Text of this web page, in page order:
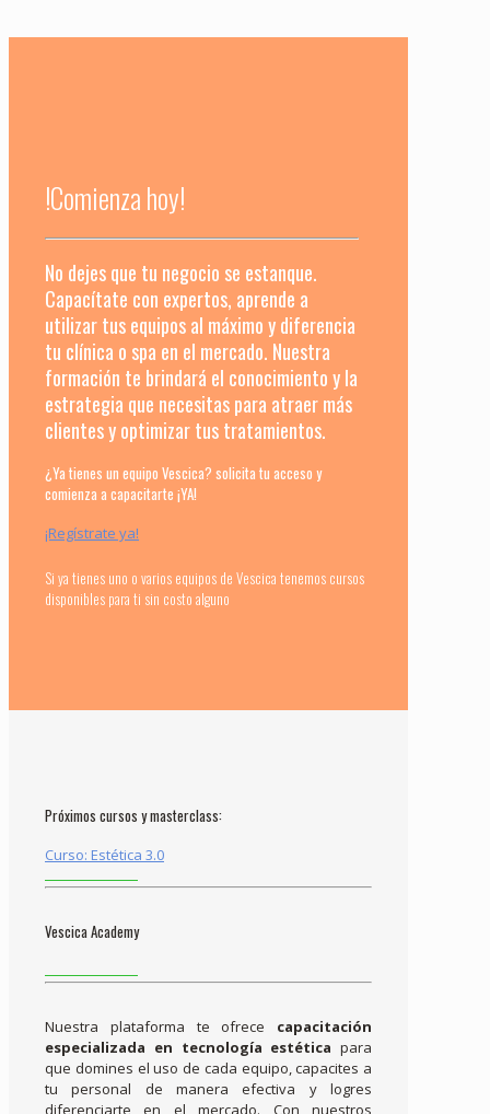
!Comienza hoy!
No dejes que tu negocio se estanque.
Capacítate con expertos, aprende a
utilizar tus equipos al máximo y diferencia
tu clínica o spa en el mercado. Nuestra
formación te brindará el conocimiento y la
estrategia que necesitas para atraer más
clientes y optimizar tus tratamientos.
¿Ya tienes un equipo Vescica? solicita tu acceso y
comienza a capacitarte ¡YA!
¡Regístrate ya!
Si ya tienes uno o varios equipos de Vescica tenemos cursos
disponibles para ti sin costo alguno
Próximos cursos y masterclass:
Curso: Estética 3.0
Vescica Academy
Nuestra plataforma te ofrece capacitación
especializada en tecnología estética para
que domines el uso de cada equipo, capacites a
tu personal de manera efectiva y logres
diferenciarte en el mercado. Con nuestros